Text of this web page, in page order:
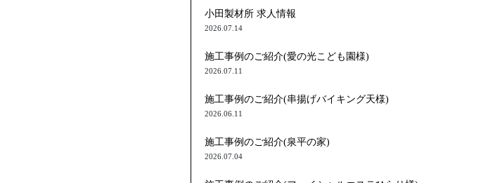
小田製材所 求人情報
2026.07.14
施工事例のご紹介(愛の光こども園様)
2026.07.11
施工事例のご紹介(串揚げバイキング天様)
2026.06.11
施工事例のご紹介(泉平の家)
2026.07.04